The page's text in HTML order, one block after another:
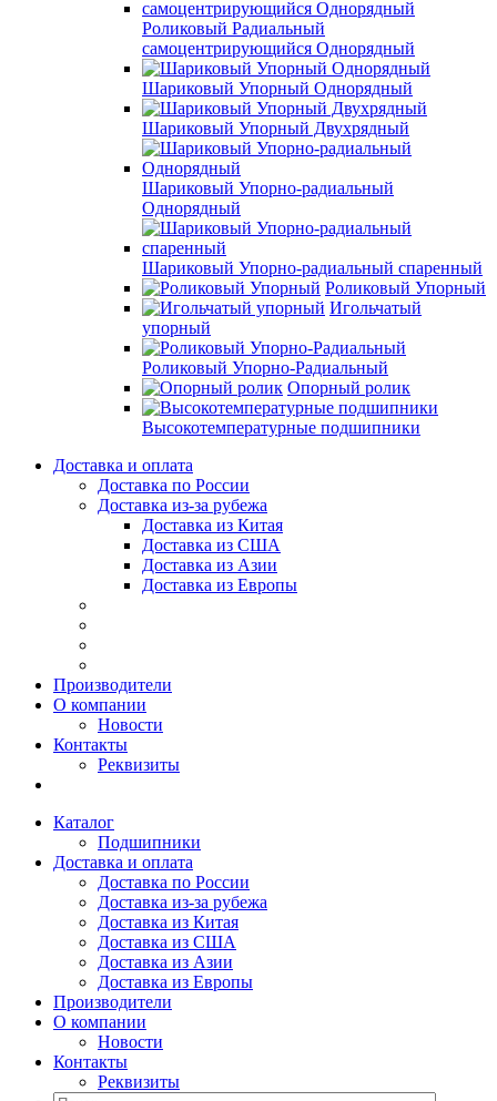
Роликовый Радиальный
самоцентрирующийся Однорядный
Шариковый Упорный Однорядный
Шариковый Упорный Двухрядный
Шариковый Упорно-радиальный
Однорядный
Шариковый Упорно-радиальный спаренный
Роликовый Упорный
Игольчатый
упорный
Роликовый Упорно-Радиальный
Опорный ролик
Высокотемпературные подшипники
Доставка и оплата
Доставка по России
Доставка из-за рубежа
Доставка из Китая
Доставка из США
Доставка из Азии
Доставка из Европы
Производители
О компании
Новости
Контакты
Реквизиты
Каталог
Подшипники
Доставка и оплата
Доставка по России
Доставка из-за рубежа
Доставка из Китая
Доставка из США
Доставка из Азии
Доставка из Европы
Производители
О компании
Новости
Контакты
Реквизиты